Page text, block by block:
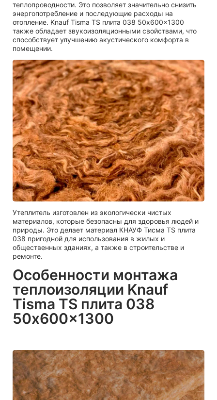
теплопроводности. Это позволяет значительно снизить
энергопотребление и последующие расходы на
отопление. Knauf Tisma TS плита 038 50x600x1300
также обладает звукоизоляционными свойствами, что
способствует улучшению акустического комфорта в
помещении.
Утеплитель изготовлен из экологически чистых
материалов, которые безопасны для здоровья людей и
природы. Это делает материал КНАУФ Тисма TS плита
038 пригодной для использования в жилых и
общественных зданиях, а также в строительстве и
ремонте.
Особенности монтажа
теплоизоляции Knauf
Tisma TS плита 038
50x600x1300